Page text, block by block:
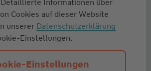
Informationen über
Cookies auf dieser Website
unserer Datenschutzerklärung
Einstellungen.
Einstellungen